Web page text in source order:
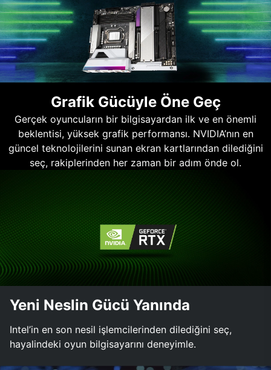
Grafik Gücüyle Öne Geç
Gerçek oyuncuların bir bilgisayardan ilk ve en önemli
beklentisi, yüksek grafik performansı. NVIDIA’nın en
güncel teknolojilerini sunan ekran kartlarından dilediğini
seç, rakiplerinden her zaman bir adım önde ol.
Yeni Neslin Gücü Yanında
Intel’in en son nesil işlemcilerinden dilediğini seç,
hayalindeki oyun bilgisayarını deneyimle.